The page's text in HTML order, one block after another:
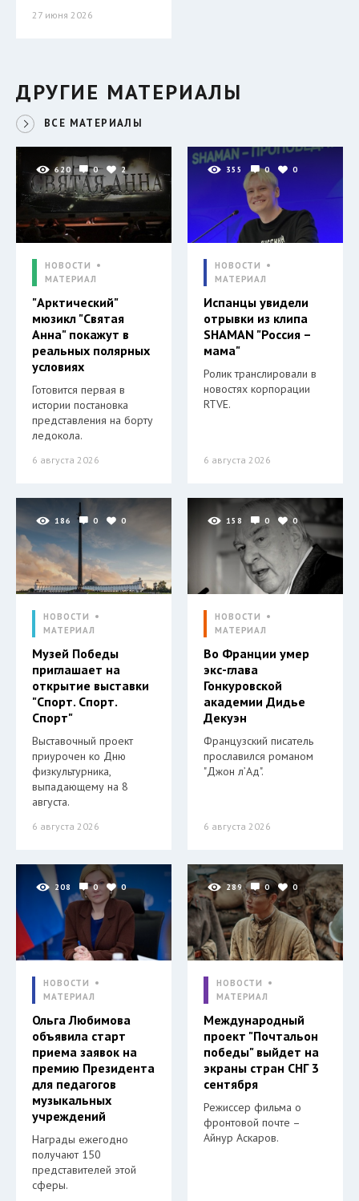
27 июня 2026
ДРУГИЕ МАТЕРИАЛЫ
ВСЕ МАТЕРИАЛЫ
620 0 2
НОВОСТИ
МАТЕРИАЛ
"Арктический"
мюзикл "Святая
Анна" покажут в
реальных полярных
условиях
Готовится первая в
истории постановка
представления на борту
ледокола.
6 августа 2026
355 0 0
НОВОСТИ
МАТЕРИАЛ
Испанцы увидели
отрывки из клипа
SHAMAN "Россия –
мама"
Ролик транслировали в
новостях корпорации
RTVE.
6 августа 2026
186 0 0
НОВОСТИ
МАТЕРИАЛ
Музей Победы
приглашает на
открытие выставки
"Спорт. Спорт.
Спорт"
Выставочный проект
приурочен ко Дню
физкультурника,
выпадающему на 8
августа.
6 августа 2026
158 0 0
НОВОСТИ
МАТЕРИАЛ
Во Франции умер
экс-глава
Гонкуровской
академии Дидье
Декуэн
Французский писатель
прославился романом
"Джон л’Ад".
6 августа 2026
208 0 0
НОВОСТИ
МАТЕРИАЛ
Ольга Любимова
объявила старт
приема заявок на
премию Президента
для педагогов
музыкальных
учреждений
Награды ежегодно
получают 150
представителей этой
сферы.
289 0 0
НОВОСТИ
МАТЕРИАЛ
Международный
проект "Почтальон
победы" выйдет на
экраны стран СНГ 3
сентября
Режиссер фильма о
фронтовой почте –
Айнур Аскаров.